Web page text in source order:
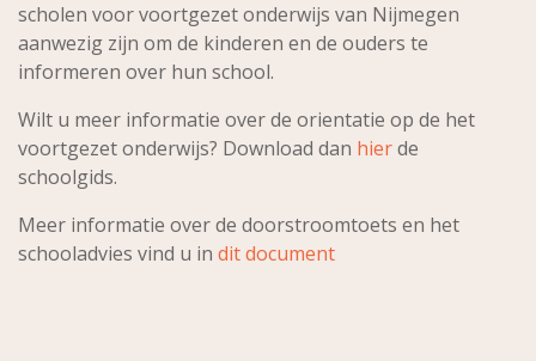
scholen voor voortgezet onderwijs van Nijmegen
aanwezig zijn om de kinderen en de ouders te
informeren over hun school.
Wilt u meer informatie over de orientatie op de het
voortgezet onderwijs? Download dan hierde
schoolgids.
Meer informatie over de doorstroomtoets en het
schooladvies vind u in dit document